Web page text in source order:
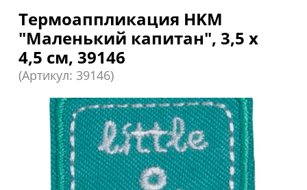
Термоаппликация HKM
"Маленький капитан", 3,5 х
4,5 см, 39146
(Артикул: 39146)